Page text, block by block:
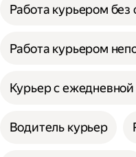
Работа курьером без
Работа курьером
Курьер с ежедневной
Водитель курьер